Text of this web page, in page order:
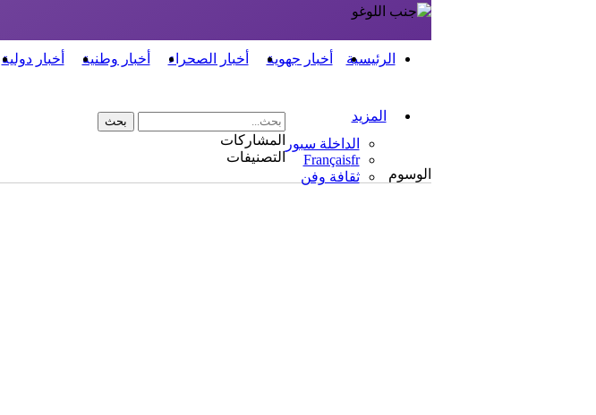
الرئيسية أخبار جهوية أخبار الصحراء أخبار وطنية أخبار دولية
المزيد
الداخلة سبور
Françaisfr
ثقافة وفن
المشاركات
التصنيفات
الوسوم